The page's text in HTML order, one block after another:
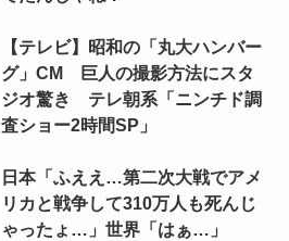
【テレビ】昭和の「丸大ハンバー
グ」CM 巨人の撮影方法にスタ
ジオ驚き テレ朝系「ニンチド調
査ショー2時間SP」
日本「ふええ…第二次大戦でアメ
リカと戦争して310万人も死んじ
ゃったょ…」世界「はぁ…」